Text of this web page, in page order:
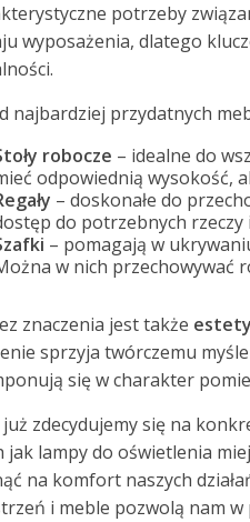
potrzeby
wyposażenia, dlatego
najbardziej przydatnych
robocze – idealne do
odpowiednią wysokość,
– doskonałe do
do potrzebnych
– pomagają w
w nich przechowywać
znaczenia jest także
sprzyja twórczemu
się w charakter
już zdecydujemy się na
jak lampy do oświetlenia
na komfort naszych
i meble pozwolą nam w